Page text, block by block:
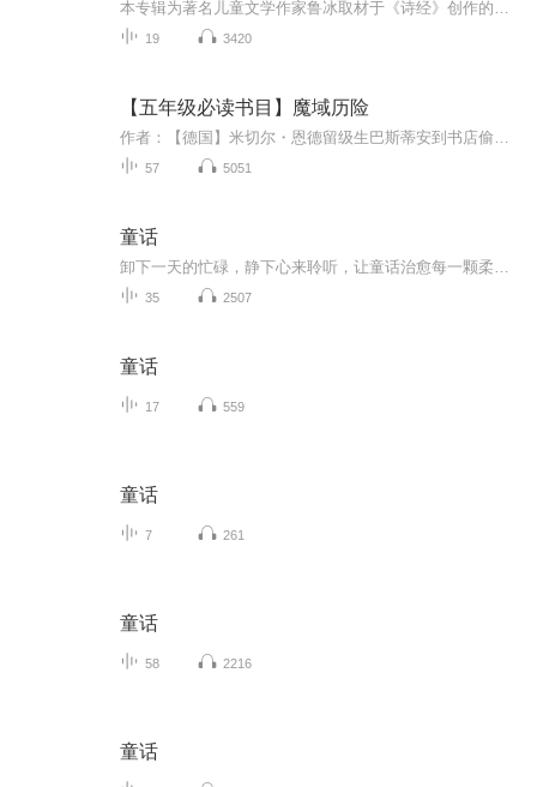
19 3420
【五年级必读书目】魔域历险
57 5051
童话
35 2507
童话
17 559
童话
7 261
童话
58 2216
童话